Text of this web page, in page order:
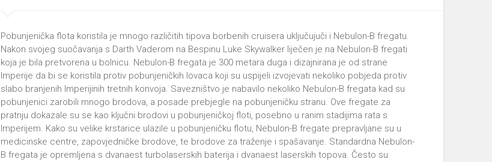
Pobunjenička flota koristila je mnogo različitih tipova borbenih cruisera uključujuči i Nebulon-B fregatu.
Nakon svojeg suočavanja s Darth Vaderom na Bespinu Luke Skywalker liječen je na Nebulon-B fregati
koja je bila pretvorena u bolnicu. Nebulon-B fregata je 300 metara duga i dizajnirana je od strane
Imperije da bi se koristila protiv pobunjeničkih lovaca koji su uspijeli izvojevati nekoliko pobjeda protiv
slabo branjenih Imperijinih tretnih konvoja. Savezništvo je nabavilo nekoliko Nebulon-B fregata kad su
pobunjenici zarobili mnogo brodova, a posade prebjegle na pobunjeničku stranu. Ove fregate za
pratnju dokazale su se kao ključni brodovi u pobunjeničkoj floti, posebno u ranim stadijima rata s
Imperijem. Kako su velike krstarice ulazile u pobunjeničku flotu, Nebulon-B fregate prepravljane su u
medicinske centre, zapovjedničke brodove, te brodove za traženje i spašavanje. Standardna Nebulon-
B fregata je opremljena s dvanaest turbolaserskih baterija i dvanaest laserskih topova. Često su